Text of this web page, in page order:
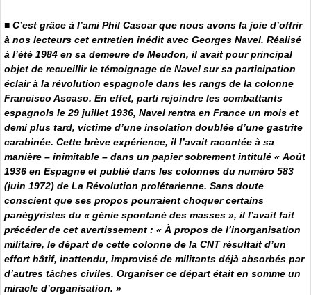
■ C’est grâce à l’ami Phil Casoar que nous avons la joie d’offrir
à nos lecteurs cet entretien inédit avec Georges Navel. Réalisé
à l’été 1984 en sa demeure de Meudon, il avait pour principal
objet de recueillir le témoignage de Navel sur sa participation
éclair à la révolution espagnole dans les rangs de la colonne
Francisco Ascaso. En effet, parti rejoindre les combattants
espagnols le 29 juillet 1936, Navel rentra en France un mois et
demi plus tard, victime d’une insolation doublée d’une gastrite
carabinée. Cette brève expérience, il l’avait racontée à sa
manière – inimitable – dans un papier sobrement intitulé « Août
1936 en Espagne et publié dans les colonnes du numéro 583
(juin 1972) de La Révolution prolétarienne. Sans doute
conscient que ses propos pourraient choquer certains
panégyristes du « génie spontané des masses », il l’avait fait
précéder de cet avertissement : « À propos de l’inorganisation
militaire, le départ de cette colonne de la CNT résultait d’un
effort hâtif, inattendu, improvisé de militants déjà absorbés par
d’autres tâches civiles. Organiser ce départ était en somme un
miracle d’organisation. »